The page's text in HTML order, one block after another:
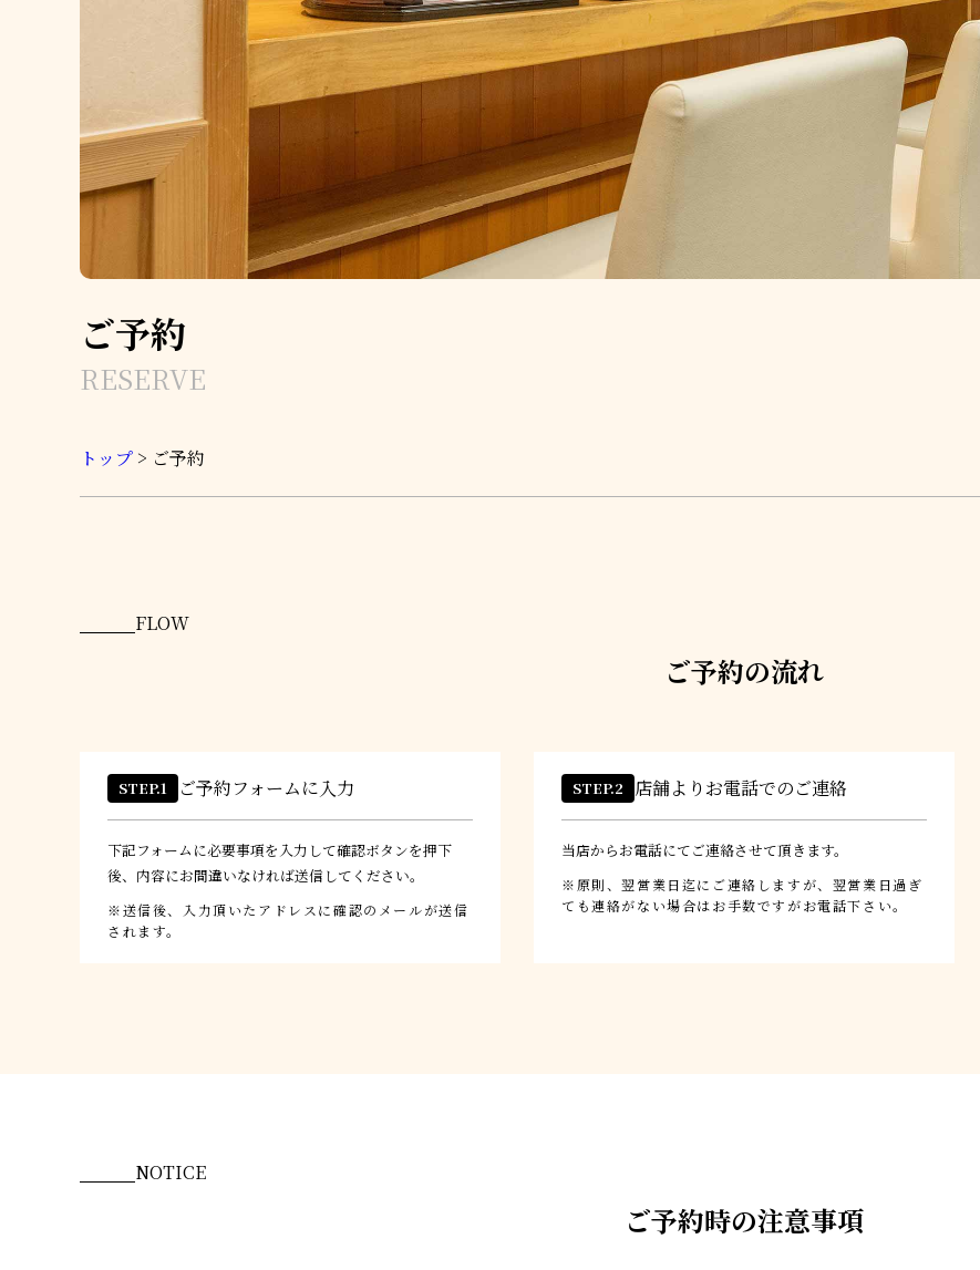
ご予約
RESERVE
トップ > ご予約
FLOW
ご予約の流れ
STEP.1 ご予約フォームに入力
下記フォームに必要事項を入力して確認ボタンを押下
後、内容にお間違いなければ送信してください。
送信後、入力頂いたアドレスに確認のメールが送信
されます。
STEP.2 店舗よりお電話でのご連絡
当店からお電話にてご連絡させて頂きます。
原則、翌営業日迄にご連絡しますが、翌営業日過ぎ
ても連絡がない場合はお手数ですがお電話下さい。
NOTICE
ご予約時の注意事項